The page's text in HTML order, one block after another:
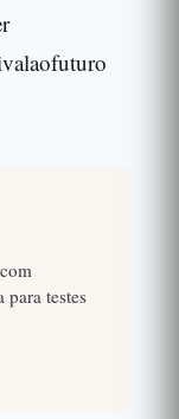
para testes